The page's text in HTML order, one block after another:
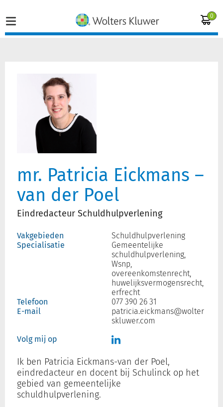
0
Vakgebieden
Actueel
Producten
Opleidingen
Juridisch advies
Inloggen
Registreren
mr. Patricia Eickmans –
van der Poel
Eindredacteur Schuldhulpverlening
Vakgebieden
Schuldhulpverlening
Specialisatie
Gemeentelijke
schuldhulpverlening,
Wsnp,
overeenkomstenrecht,
huwelijksvermogensrecht,
erfrecht
Telefoon
077 390 26 31
E-mail
patricia.eickmans@wolter
skluwer.com
Volg mij op
Ik ben Patricia Eickmans-van der Poel,
eindredacteur en docent bij Schulinck op het
gebied van gemeentelijke
schuldhulpverlening.